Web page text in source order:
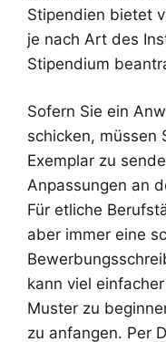
Stipendien bietet
je nach Art des
Stipendium
Sofern Sie ein
schicken, müssen
Exemplar zu
Anpassungen an
Für etliche
aber immer eine
kann viel
Muster zu
zu anfangen. Per